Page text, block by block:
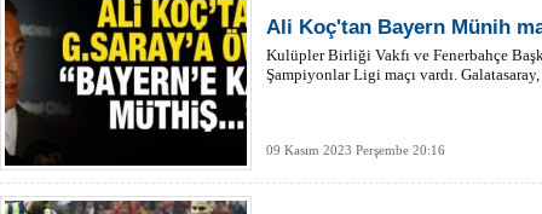
Ali Koç'tan Bayern Münih
Kulüpler Birliği Vakfı ve Fenerbahçe
Şampiyonlar Ligi maçı vardı.
09 Kasım 2023 Perşembe 20:16